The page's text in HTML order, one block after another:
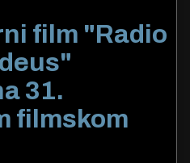
film "Radio
31.
filmskom